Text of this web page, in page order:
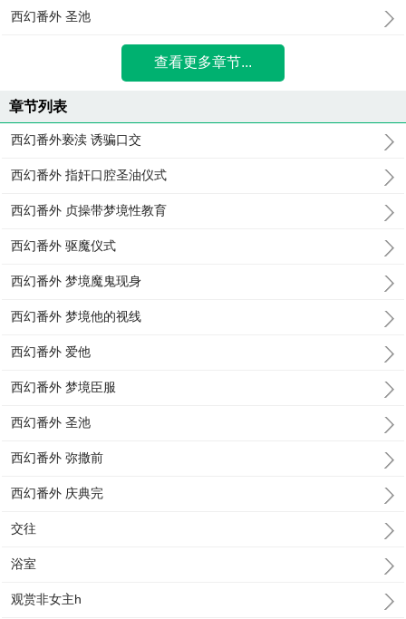
西幻番外 圣池
查看更多章节...
章节列表
西幻番外亵渎 诱骗口交
西幻番外 指奸口腔圣油仪式
西幻番外 贞操带梦境性教育
西幻番外 驱魔仪式
西幻番外 梦境魔鬼现身
西幻番外 梦境他的视线
西幻番外 爱他
西幻番外 梦境臣服
西幻番外 圣池
西幻番外 弥撒前
西幻番外 庆典完
交往
浴室
观赏非女主h